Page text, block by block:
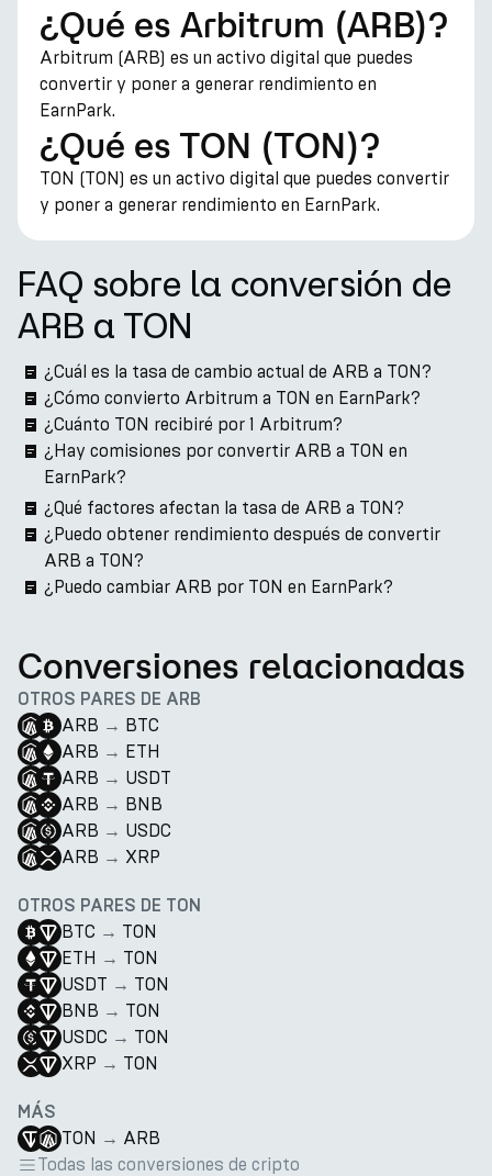
¿Qué es Arbitrum (ARB)?
Arbitrum (ARB) es un activo digital que puedes
convertir y poner a generar rendimiento en
EarnPark.
¿Qué es TON (TON)?
TON (TON) es un activo digital que puedes convertir
y poner a generar rendimiento en EarnPark.
FAQ sobre la conversión de
ARB a TON
¿Cuál es la tasa de cambio actual de ARB a TON?
¿Cómo convierto Arbitrum a TON en EarnPark?
¿Cuánto TON recibiré por 1 Arbitrum?
¿Hay comisiones por convertir ARB a TON en
EarnPark?
¿Qué factores afectan la tasa de ARB a TON?
¿Puedo obtener rendimiento después de convertir
ARB a TON?
¿Puedo cambiar ARB por TON en EarnPark?
Conversiones relacionadas
OTROS PARES DE ARB
ARB → BTC
ARB → ETH
ARB → USDT
ARB → BNB
ARB → USDC
ARB → XRP
OTROS PARES DE TON
BTC → TON
ETH → TON
USDT → TON
BNB → TON
USDC → TON
XRP → TON
MÁS
TON → ARB
Todas las conversiones de cripto